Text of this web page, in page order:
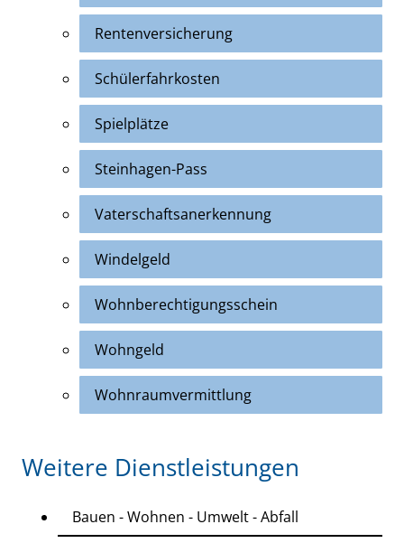
Rentenversicherung
Schülerfahrkosten
Spielplätze
Steinhagen-Pass
Vaterschaftsanerkennung
Windelgeld
Wohnberechtigungsschein
Wohngeld
Wohnraumvermittlung
Weitere Dienstleistungen
Bauen - Wohnen - Umwelt - Abfall